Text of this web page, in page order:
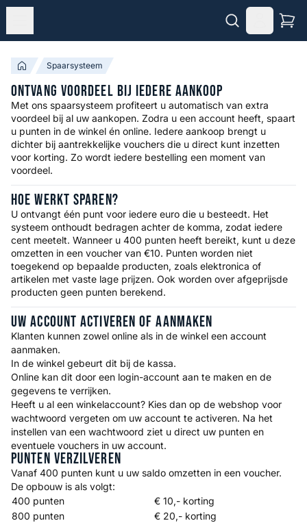
Spaarsysteem
Ontvang Voordeel Bij Iedere Aankoop
Met ons spaarsysteem profiteert u automatisch van extra
voordeel bij al uw aankopen. Zodra u een account heeft, spaart
u punten in de winkel én online. Iedere aankoop brengt u
dichter bij aantrekkelijke vouchers die u direct kunt inzetten
voor korting. Zo wordt iedere bestelling een moment van
voordeel.
Hoe Werkt Sparen?
U ontvangt één punt voor iedere euro die u besteedt. Het
systeem onthoudt bedragen achter de komma, zodat iedere
cent meetelt. Wanneer u 400 punten heeft bereikt, kunt u deze
omzetten in een voucher van €10. Punten worden niet
toegekend op bepaalde producten, zoals elektronica of
artikelen met vaste lage prijzen. Ook worden over afgeprijsde
producten geen punten berekend.
Uw Account Activeren Of Aanmaken
Klanten kunnen zowel online als in de winkel een account
aanmaken.
In de winkel gebeurt dit bij de kassa.
Online kan dit door een login-account aan te maken en de
gegevens te verrijken.
Heeft u al een winkelaccount? Kies dan op de webshop voor
wachtwoord vergeten om uw account te activeren. Na het
instellen van een wachtwoord ziet u direct uw punten en
eventuele vouchers in uw account.
Punten Verzilveren
Vanaf 400 punten kunt u uw saldo omzetten in een voucher.
De opbouw is als volgt:
400 punten
€ 10,- korting
800 punten
€ 20,- korting